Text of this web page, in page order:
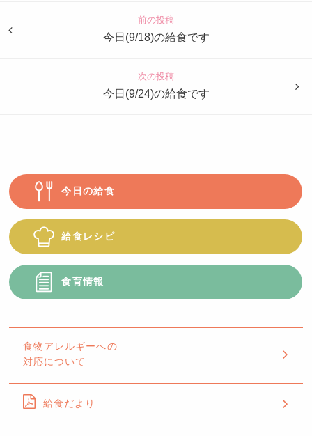
も
前の投稿
今日(9/18)の給食です
次の投稿
今日(9/24)の給食です
今日の給食
給食レシピ
食育情報
食物アレルギーへの
対応について
給食だより